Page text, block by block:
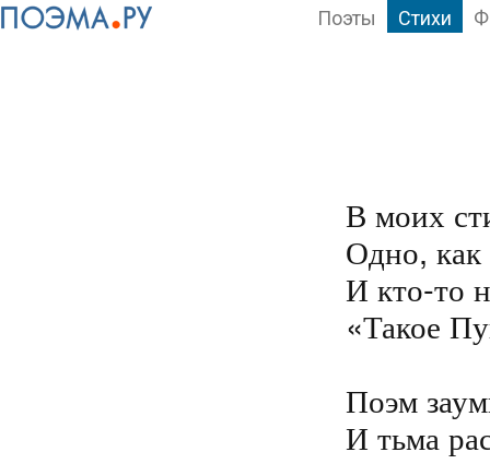
Поэты Стихи
В моих
Одно,
И кто-то
«Такое
Поэм
И тьма